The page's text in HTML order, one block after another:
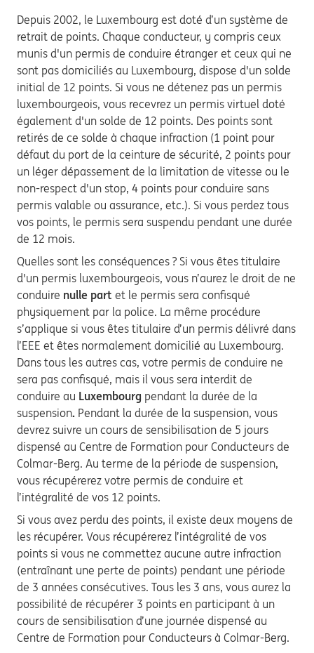
Depuis 2002, le Luxembourg est doté d’un système de
retrait de points. Chaque conducteur, y compris ceux
munis d'un permis de conduire étranger et ceux qui ne
sont pas domiciliés au Luxembourg, dispose d'un solde
initial de 12 points. Si vous ne détenez pas un permis
luxembourgeois, vous recevrez un permis virtuel doté
également d'un solde de 12 points. Des points sont
retirés de ce solde à chaque infraction (1 point pour
défaut du port de la ceinture de sécurité, 2 points pour
un léger dépassement de la limitation de vitesse ou le
non-respect d'un stop, 4 points pour conduire sans
permis valable ou assurance, etc.). Si vous perdez tous
vos points, le permis sera suspendu pendant une durée
de 12 mois.
Quelles sont les conséquences ? Si vous êtes titulaire
d'un permis luxembourgeois, vous n’aurez le droit de ne
conduire nulle part et le permis sera confisqué
physiquement par la police. La même procédure
s’applique si vous êtes titulaire d’un permis délivré dans
l’EEE et êtes normalement domicilié au Luxembourg.
Dans tous les autres cas, votre permis de conduire ne
sera pas confisqué, mais il vous sera interdit de
conduire au Luxembourg pendant la durée de la
suspension. Pendant la durée de la suspension, vous
devrez suivre un cours de sensibilisation de 5 jours
dispensé au Centre de Formation pour Conducteurs de
Colmar-Berg. Au terme de la période de suspension,
vous récupérerez votre permis de conduire et
l’intégralité de vos 12 points.
Si vous avez perdu des points, il existe deux moyens de
les récupérer. Vous récupérerez l’intégralité de vos
points si vous ne commettez aucune autre infraction
(entraînant une perte de points) pendant une période
de 3 années consécutives. Tous les 3 ans, vous aurez la
possibilité de récupérer 3 points en participant à un
cours de sensibilisation d’une journée dispensé au
Centre de Formation pour Conducteurs à Colmar-Berg.